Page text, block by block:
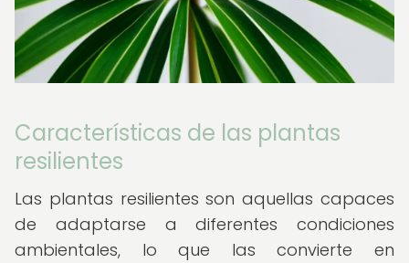
Características de las plantas
resilientes
Las plantas resilientes son aquellas capaces
de adaptarse a diferentes condiciones
ambientales, lo que las convierte en